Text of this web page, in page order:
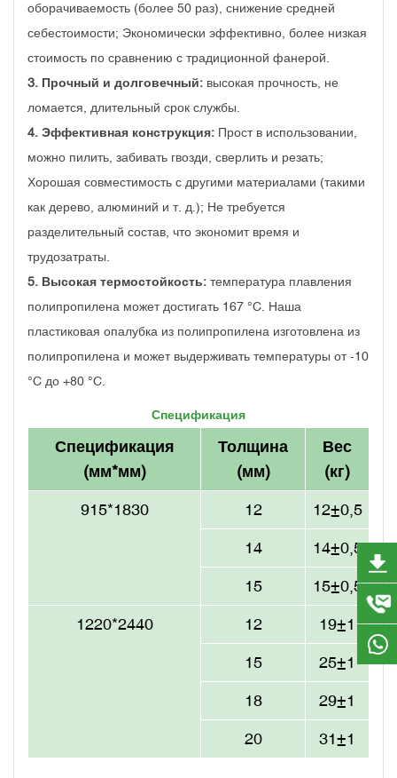
оборачиваемость (более 50 раз), снижение средней
себестоимости; Экономически эффективно, более низкая
стоимость по сравнению с традиционной фанерой.
3. Прочный и долговечный: высокая прочность, не
ломается, длительный срок службы.
4. Эффективная конструкция: Прост в использовании,
можно пилить, забивать гвозди, сверлить и резать;
Хорошая совместимость с другими материалами (такими
как дерево, алюминий и т. д.); Не требуется
разделительный состав, что экономит время и
трудозатраты.
5. Высокая термостойкость: температура плавления
полипропилена может достигать 167 °C. Наша
пластиковая опалубка из полипропилена изготовлена из
полипропилена и может выдерживать температуры от -10
°C до +80 °C.
Спецификация
Спецификация
(мм*мм)
Толщина
(мм)
Вес
(кг)
915*1830 12 12±0,5
14 14±0,5
15 15±0,5
1220*2440 12 19±1
15 25±1
18 29±1
20 31±1